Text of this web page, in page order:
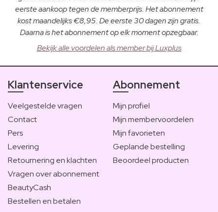
eerste aankoop tegen de memberprijs. Het abonnement
kost maandelijks €8,95. De eerste 30 dagen zijn gratis.
Daarna is het abonnement op elk moment opzegbaar.
Bekijk alle voordelen als member bij Luxplus
Klantenservice
Veelgestelde vragen
Contact
Pers
Levering
Retournering en klachten
Vragen over abonnement
BeautyCash
Bestellen en betalen
Abonnement
Mijn profiel
Mijn membervoordelen
Mijn favorieten
Geplande bestelling
Beoordeel producten